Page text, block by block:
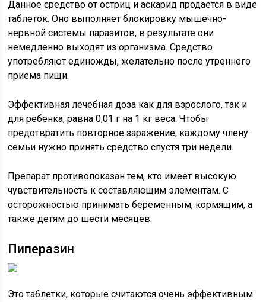
Данное средство от остриц и аскарид продается в виде
таблеток. Оно выполняет блокировку мышечно-
нервной системы паразитов, в результате они
немедленно выходят из организма. Средство
употребляют единожды, желательно после утреннего
приема пищи.
Эффективная лечебная доза как для взрослого, так и
для ребенка, равна 0,01 г на 1 кг веса. Чтобы
предотвратить повторное заражение, каждому члену
семьи нужно принять средство спустя три недели.
Препарат противопоказан тем, кто имеет высокую
чувствительность к составляющим элементам. С
осторожностью принимать беременным, кормящим, а
также детям до шести месяцев.
Пиперазин
Это таблетки, которые считаются очень эффективным